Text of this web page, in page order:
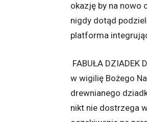
okazję by na nowo
nigdy dotąd
platforma
FABUŁA DZIADEK
w wigilię Bożego
drewnianego
nikt nie dostrzega